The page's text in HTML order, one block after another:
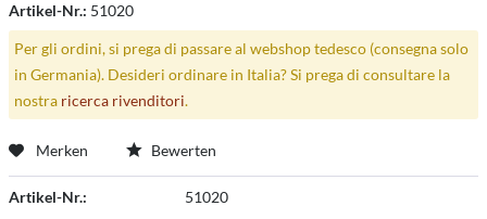
Artikel-Nr.: 51020
Per gli ordini, si prega di passare al webshop tedesco (consegna solo
in Germania). Desideri ordinare in Italia? Si prega di consultare la
nostra ricerca rivenditori.
Merken Bewerten
Artikel-Nr.: 51020